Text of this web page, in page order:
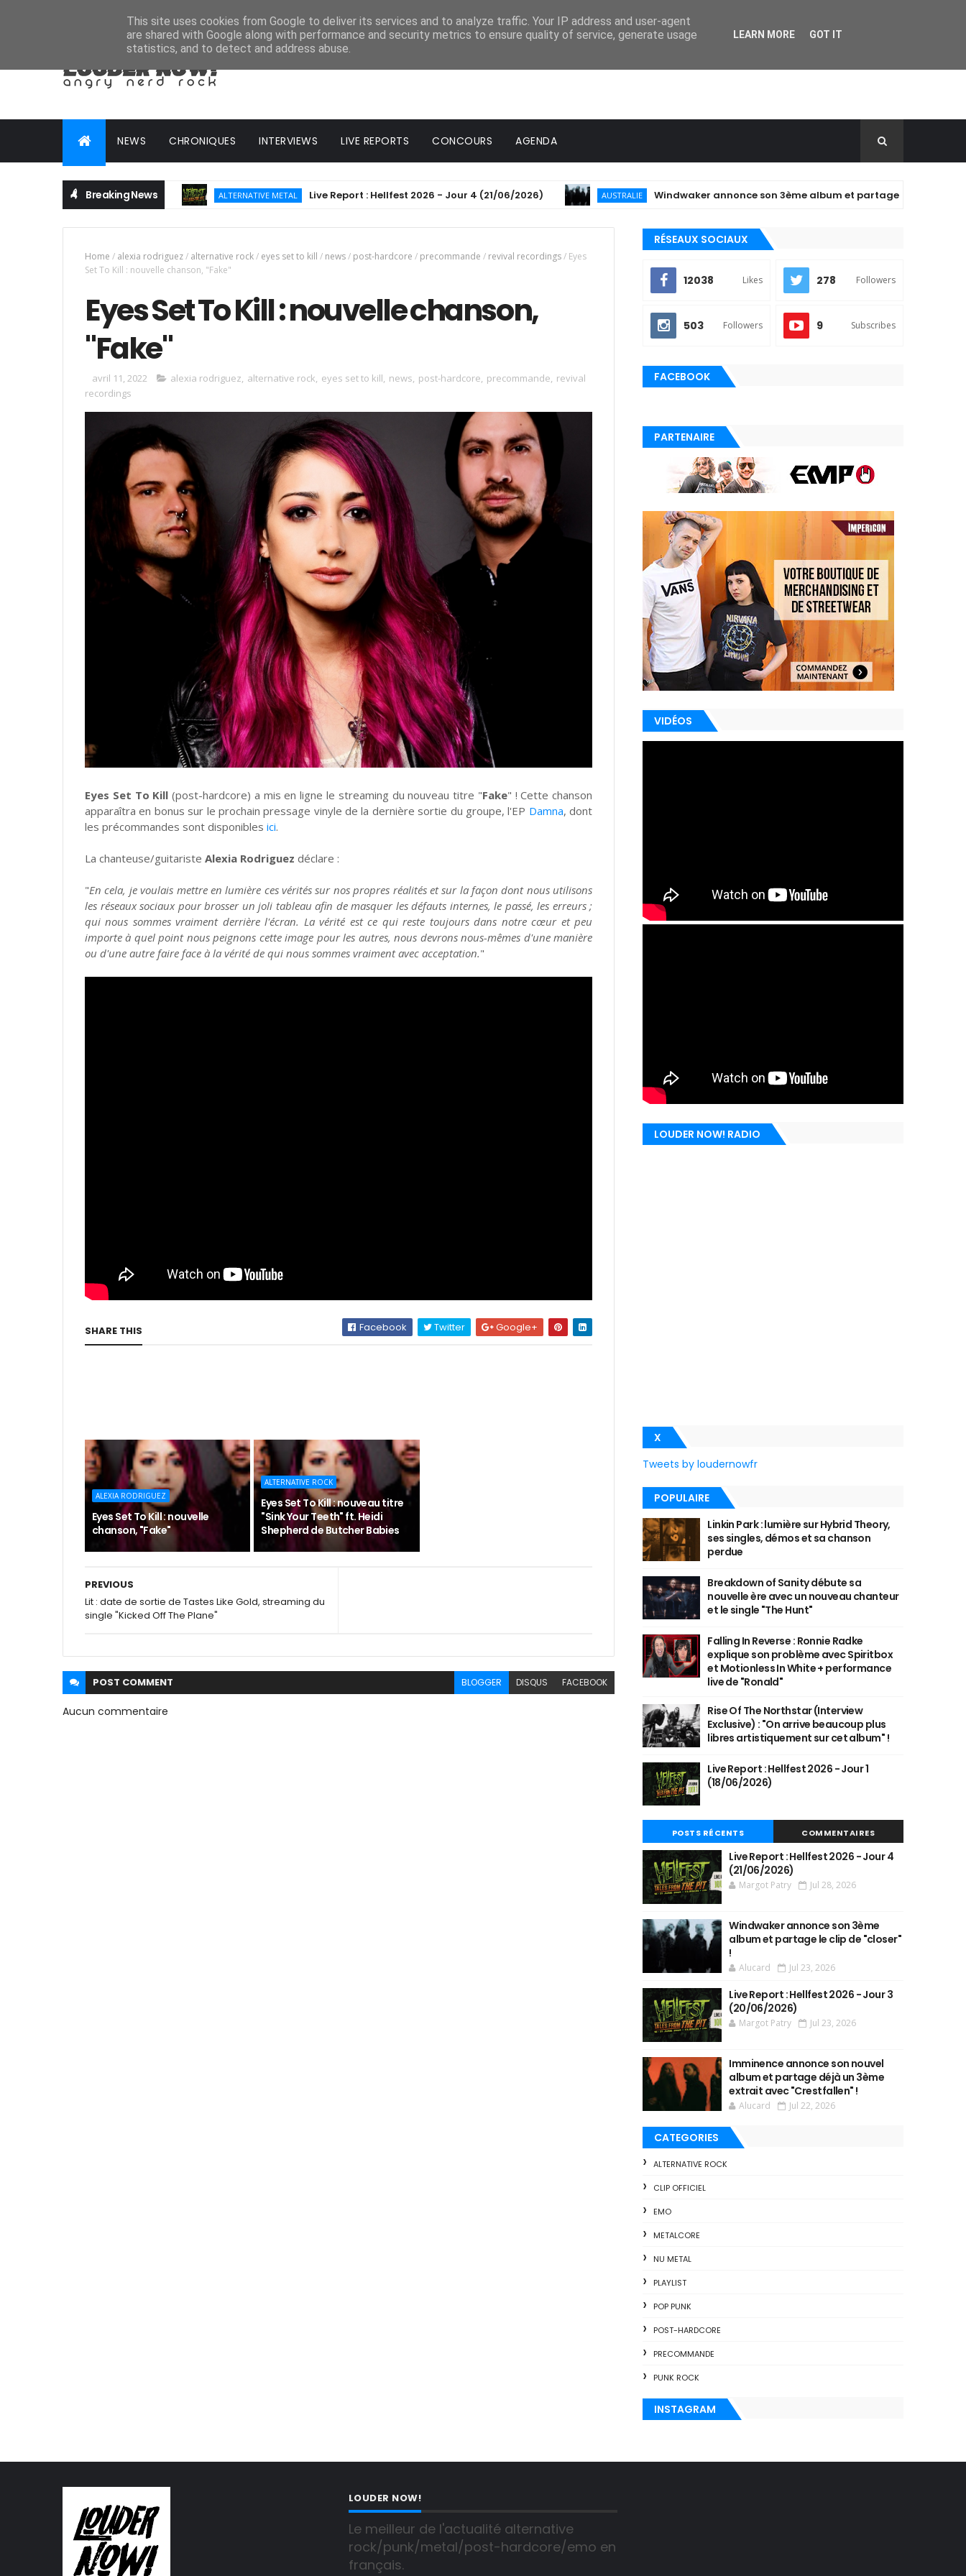
NEWS CHRONIQUES INTERVIEWS LIVE REPORTS CONCOURS AGENDA
Breaking News ALTERNATIVE METAL Live Report : Hellfest 2026 - Jour 4 (21/06/2026) AUSTRALIE Windwaker annonce son 3ème album et partage le clip de "closer" !
Home / alexia rodriguez/ alternative rock/ eyes set to kill / news/ post-hardcore / precommande / revival recordings/ Eyes
Set To Kill : nouvelle chanson, "Fake"
Eyes Set To Kill : nouvelle chanson,
"Fake"
avril 11, 2022 alexia rodriguez, alternative rock, eyes set to kill, news, post-hardcore, precommande, revival
recordings
Eyes Set To Kill (post-hardcore) a mis en ligne le streaming du nouveau titre "Fake" ! Cette chanson
apparaîtra en bonus sur le prochain pressage vinyle de la dernière sortie du groupe, l'EP Damna, dont
les précommandes sont disponibles ici.
La chanteuse/guitariste Alexia Rodriguez déclare :
"En cela, je voulais mettre en lumière ces vérités sur nos propres réalités et sur la façon dont nous utilisons
les réseaux sociaux pour brosser un joli tableau afin de masquer les défauts internes, le passé, les erreurs ;
qui nous sommes vraiment derrière l'écran. La vérité est ce qui reste toujours dans notre cœur et peu
importe à quel point nous peignons cette image pour les autres, nous devrons nous-mêmes d'une manière
ou d'une autre faire face à la vérité de qui nous sommes vraiment avec acceptation."
SHARE THIS Facebook Twitter Google+
ALEXIA RODRIGUEZ
Eyes Set To Kill : nouvelle
chanson, "Fake"
ALTERNATIVE ROCK
Eyes Set To Kill : nouveau titre
"Sink Your Teeth" ft. Heidi
Shepherd de Butcher Babies
PREVIOUS
Lit : date de sortie de Tastes Like Gold, streaming du
single "Kicked Off The Plane"
POST COMMENT BLOGGER DISQUS FACEBOOK
Aucun commentaire
RÉSEAUX SOCIAUX
12038 Likes 278 Followers
503 Followers 9 Subscribes
FACEBOOK
PARTENAIRE
VIDÉOS
LOUDER NOW! RADIO
X
Tweets by loudernowfr
POPULAIRE
Linkin Park : lumière sur Hybrid Theory,
ses singles, démos et sa chanson
perdue
Breakdown of Sanity débute sa
nouvelle ère avec un nouveau chanteur
et le single "The Hunt"
Falling In Reverse : Ronnie Radke
explique son problème avec Spiritbox
et Motionless In White + performance
live de "Ronald"
Rise Of The Northstar (Interview
Exclusive) : "On arrive beaucoup plus
libres artistiquement sur cet album" !
Live Report : Hellfest 2026 - Jour 1
(18/06/2026)
POSTS RÉCENTS COMMENTAIRES
Live Report : Hellfest 2026 - Jour 4
(21/06/2026)
Margot Patry Jul 28, 2026
Windwaker annonce son 3ème
album et partage le clip de "closer"
!
Alucard Jul 23, 2026
Live Report : Hellfest 2026 - Jour 3
(20/06/2026)
Margot Patry Jul 23, 2026
Imminence annonce son nouvel
album et partage déjà un 3ème
extrait avec "Crestfallen" !
Alucard Jul 22, 2026
CATEGORIES
ALTERNATIVE ROCK
CLIP OFFICIEL
EMO
METALCORE
NU METAL
PLAYLIST
POP PUNK
POST-HARDCORE
PRECOMMANDE
PUNK ROCK
INSTAGRAM
LOUDER NOW!
Le meilleur de l'actualité alternative
rock/punk/metal/post-hardcore/emo en
français.
This site uses cookies from Google to deliver its services and to analyze traffic. Your IP address and user-agent
are shared with Google along with performance and security metrics to ensure quality of service, generate usage
statistics, and to detect and address abuse.
LEARN MORE GOT IT